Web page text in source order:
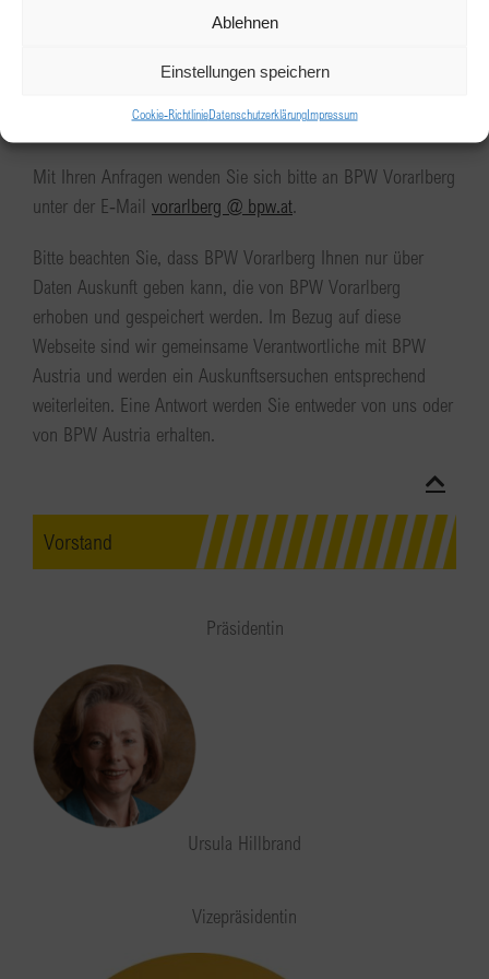
Ablehnen
Einstellungen speichern
Cookie-RichtlinieDatenschutzerklärungImpressum
gespeicherten Daten, deren Herkunft und Empfänger sowie
den Zweck der Speicherung. Weiters haben Sie das Recht
und Widerruf dieser Daten.
Mit Ihren Anfragen wenden Sie sich bitte an BPW Vorarlberg
unter der E‑Mail vorarlberg @ bpw.at.
Bitte beachten Sie, dass BPW Vorarlberg Ihnen nur über
Daten Auskunft geben kann, die von BPW Vorarlberg
erhoben und gespeichert werden. Im Bezug auf diese
Webseite sind wir gemeinsame Verantwortliche mit BPW
Austria und werden ein Auskunftsersuchen entsprechend
weiterleiten. Eine Antwort werden Sie entweder von uns oder
von BPW Austria erhalten.
Vorstand
Präsidentin
Ursula Hillbrand
Vizepräsidentin